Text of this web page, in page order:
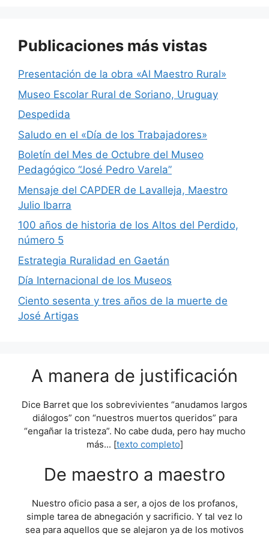
Publicaciones más vistas
Presentación de la obra «Al Maestro Rural»
Museo Escolar Rural de Soriano, Uruguay
Despedida
Saludo en el «Día de los Trabajadores»
Boletín del Mes de Octubre del Museo
Pedagógico “José Pedro Varela”
Mensaje del CAPDER de Lavalleja, Maestro
Julio Ibarra
100 años de historia de los Altos del Perdido,
número 5
Estrategia Ruralidad en Gaetán
Día Internacional de los Museos
Ciento sesenta y tres años de la muerte de
José Artigas
A manera de justificación
Dice Barret que los sobrevivientes “anudamos largos
diálogos” con “nuestros muertos queridos” para
“engañar la tristeza”. No cabe duda, pero hay mucho
más... [texto completo]
De maestro a maestro
Nuestro oficio pasa a ser, a ojos de los profanos,
simple tarea de abnegación y sacrificio. Y tal vez lo
sea para aquellos que se alejaron ya de los motivos